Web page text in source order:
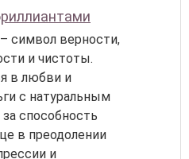
символ верности,
и чистоты.
в любви и
с натуральным
способность
в преодолении
и